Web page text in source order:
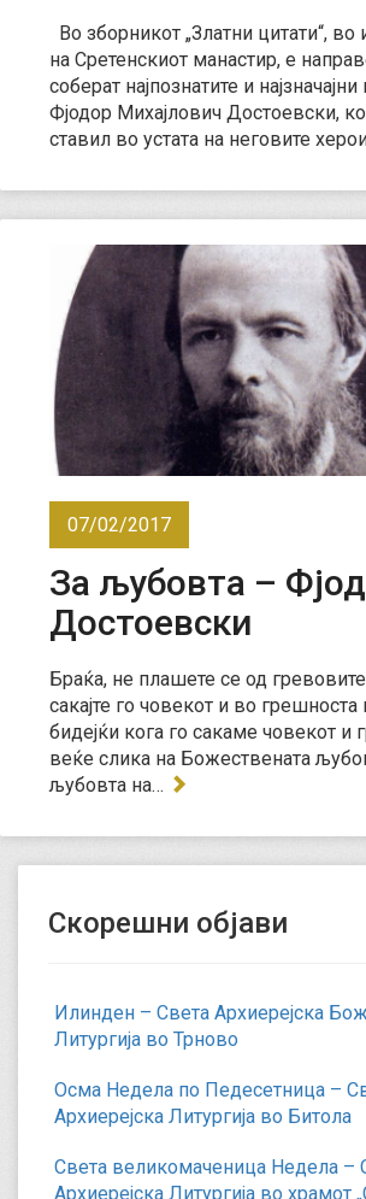
Во зборникот „Златни цитати“,
на Сретенскиот манастир, е
соберат најпознатите и
Фјодор Михајлович Достоевски,
ставил во устата на неговите
07/02/2017
За љубовта –
Достоевски
Браќа, не плашете се од
сакајте го човекот и во грешноста
бидејќи кога го сакаме човекот и
веќе слика на Божествената
љубовта на…
Скорешни објави
Илинден – Света Архиерејска
Литургија во Трново
Осма Недела по Педесетница –
Архиерејска Литургија во Битола
Света великомаченица Недела –
Архиерејска Литургија во храмот